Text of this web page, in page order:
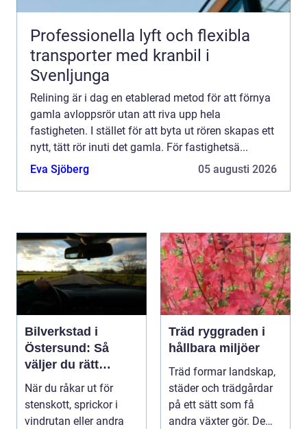
Professionella lyft och flexibla
transporter med kranbil i
Svenljunga
Relining är i dag en etablerad metod för att förnya
gamla avloppsrör utan att riva upp hela
fastigheten. I stället för att byta ut rören skapas ett
nytt, tätt rör inuti det gamla. För fastighetsä...
Eva Sjöberg
05 augusti 2026
Bilverkstad i
Östersund: Så
väljer du rätt
verkstad för
glasskador
När du råkar ut för
stenskott, sprickor i
vindrutan eller andra
Träd ryggraden i
hållbara miljöer
Träd formar landskap,
städer och trädgårdar
på ett sätt som få
andra växter gör. De